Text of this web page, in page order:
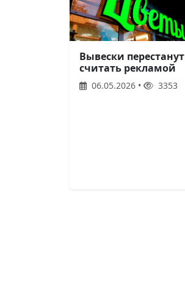
Вывески перестанут
считать рекламой
06.05.2026 • 3353